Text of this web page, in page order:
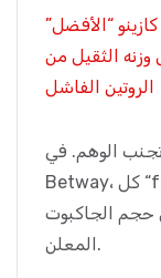
“الأفضل”
وزنه الثقيل من
الروتين الفاشل
تجنب الوهم. في
Betway، كل “free spin” يأتي بشروط تراكمية تجعل
الفعلية لا تتجاوز 0.5٪ من حجم الجاكبوت
المعلن.